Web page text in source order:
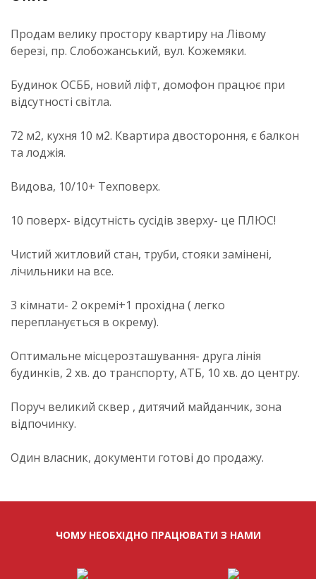
Продам велику простору квартиру на Лівому
березі, пр. Слобожанський, вул. Кожемяки.
Будинок ОСББ, новий ліфт, домофон працює при
відсутності світла.
72 м2, кухня 10 м2. Квартира двостороння, є балкон
та лоджія.
Видова, 10/10+ Техповерх.
10 поверх- відсутність сусідів зверху- це ПЛЮС!
Чистий житловий стан, труби, стояки замінені,
лічильники на все.
3 кімнати- 2 окремі+1 прохідна ( легко
перепланується в окрему).
Оптимальне місцерозташування- друга лінія
будинків, 2 хв. до транспорту, АТБ, 10 хв. до центру.
Поруч великий сквер , дитячий майданчик, зона
відпочинку.
Один власник, документи готові до продажу.
ЧОМУ НЕОБХІДНО ПРАЦЮВАТИ З НАМИ